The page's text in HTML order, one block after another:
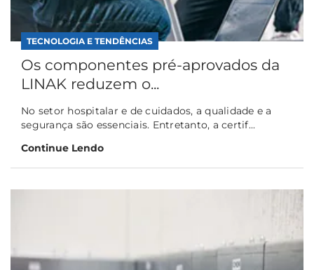
TECNOLOGIA E TENDÊNCIAS
Os componentes pré-aprovados da
LINAK reduzem o...
No setor hospitalar e de cuidados, a qualidade e a
segurança são essenciais. Entretanto, a certif...
Continue Lendo